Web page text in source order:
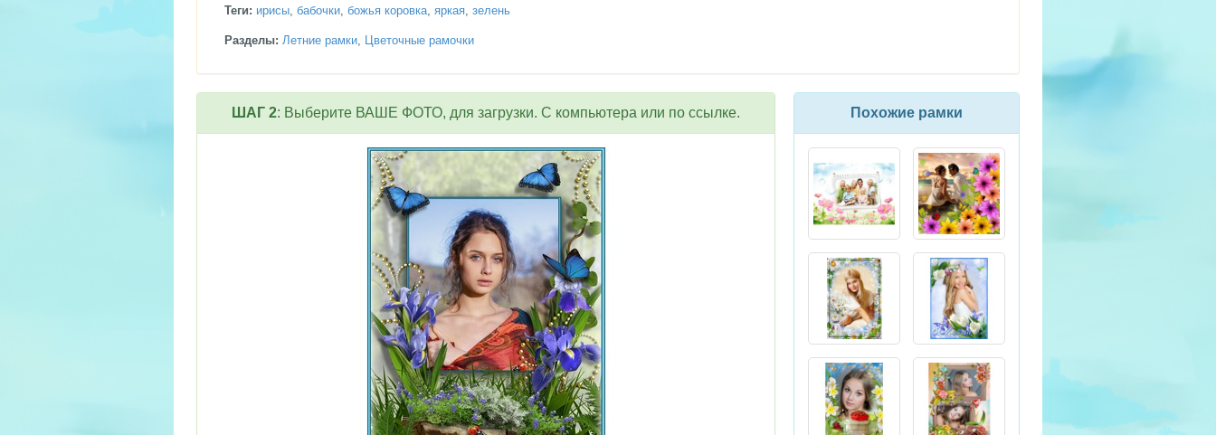
Теги: ирисы, бабочки, божья коровка, яркая, зелень
Разделы: Летние рамки, Цветочные рамочки
Похожие рамки
ШАГ 2: Выберите ВАШЕ ФОТО, для загрузки. С компьютера или по ссылке.